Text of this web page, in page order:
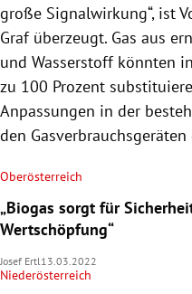
große Signalwirkung“, ist
Graf überzeugt. Gas aus
und Wasserstoff könnten
zu 100 Prozent
Anpassungen in der
den
Oberösterreich
„Biogas sorgt für
Wertschöpfung“
Josef Ertl 13.03.2022
Niederösterreich